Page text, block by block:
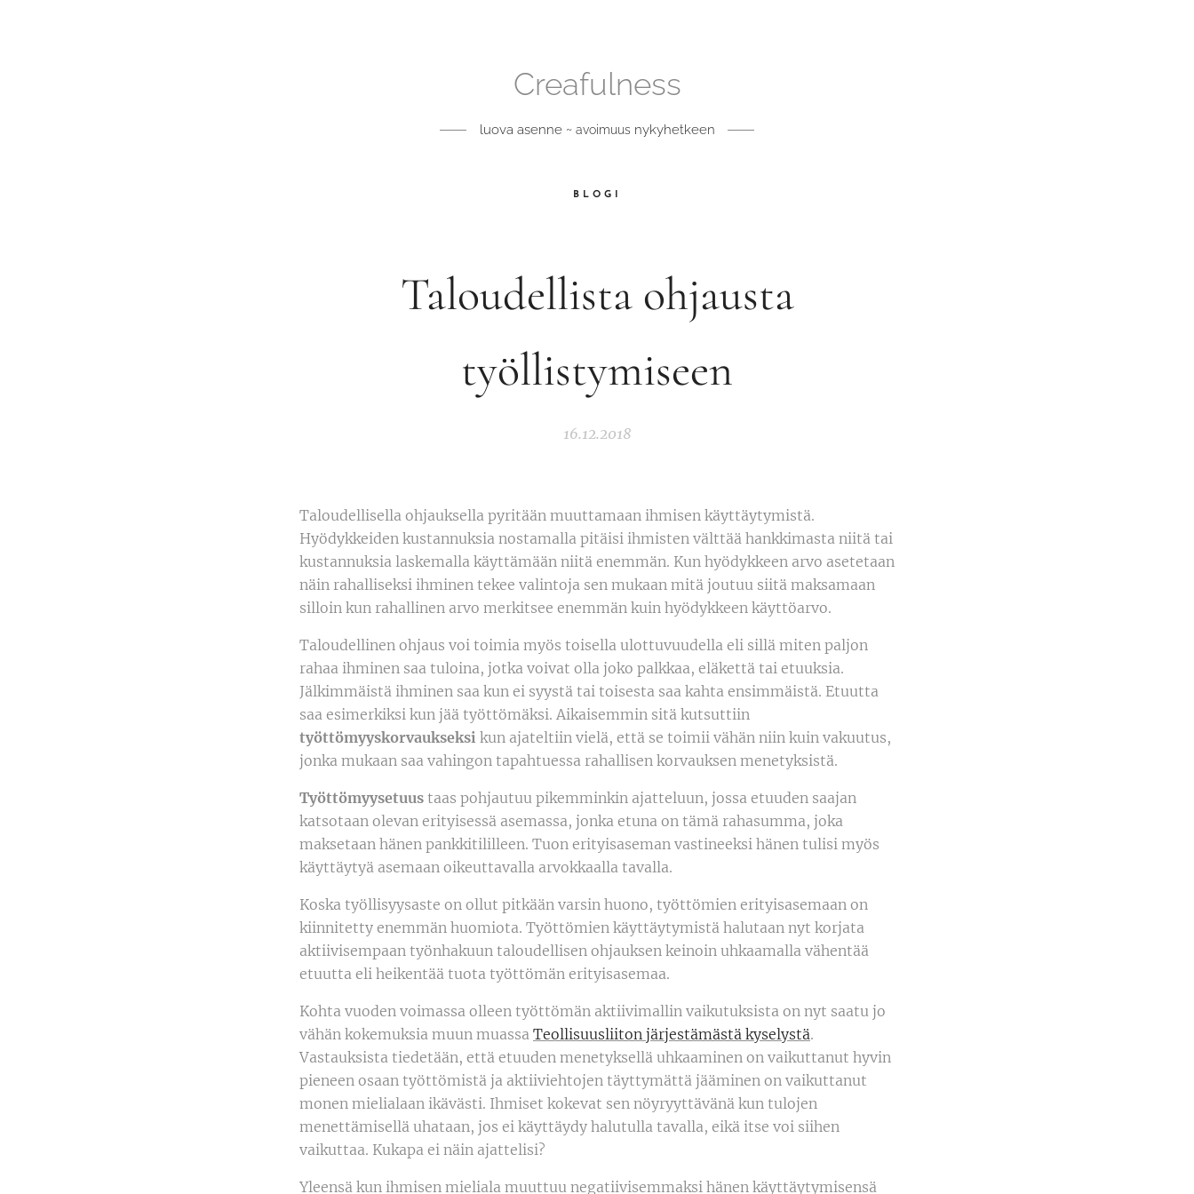
Creafulness
luova asenne ~ avoimuusnykyhetkeen
BLOGI
Taloudellista ohjausta
työllistymiseen
16.12.2018
Taloudellisella ohjauksella pyritään muuttamaan ihmisen käyttäytymistä.
Hyödykkeiden kustannuksia nostamalla pitäisi ihmisten välttää hankkimasta niitä tai
kustannuksia laskemalla käyttämään niitä enemmän. Kun hyödykkeen arvo asetetaan
näin rahalliseksi ihminen tekee valintoja sen mukaan mitä joutuu siitä maksamaan
silloin kun rahallinen arvo merkitsee enemmän kuin hyödykkeen käyttöarvo.
Taloudellinen ohjaus voi toimia myös toisella ulottuvuudella eli sillä miten paljon
rahaa ihminen saa tuloina, jotka voivat olla joko palkkaa, eläkettä tai etuuksia.
Jälkimmäistä ihminen saa kun ei syystä tai toisesta saa kahta ensimmäistä. Etuutta
saa esimerkiksi kun jää työttömäksi. Aikaisemmin sitä kutsuttiin
työttömyyskorvaukseksi kun ajateltiin vielä, että se toimii vähän niin kuin vakuutus,
jonka mukaan saa vahingon tapahtuessa rahallisen korvauksen menetyksistä.
Työttömyysetuus taas pohjautuu pikemminkin ajatteluun, jossa etuuden saajan
katsotaan olevan erityisessä asemassa, jonka etuna on tämä rahasumma, joka
maksetaan hänen pankkitililleen. Tuon erityisaseman vastineeksi hänen tulisi myös
käyttäytyä asemaan oikeuttavalla arvokkaalla tavalla.
Koska työllisyysaste on ollut pitkään varsin huono, työttömien erityisasemaan on
kiinnitetty enemmän huomiota. Työttömien käyttäytymistä halutaan nyt korjata
aktiivisempaan työnhakuun taloudellisen ohjauksen keinoin uhkaamalla vähentää
etuutta eli heikentää tuota työttömän erityisasemaa.
Kohta vuoden voimassa olleen työttömän aktiivimallin vaikutuksista on nyt saatu jo
vähän kokemuksia muun muassa Teollisuusliiton järjestämästä kyselystä.
Vastauksista tiedetään, että etuuden menetyksellä uhkaaminen on vaikuttanut hyvin
pieneen osaan työttömistä ja aktiiviehtojen täyttymättä jääminen on vaikuttanut
monen mielialaan ikävästi. Ihmiset kokevat sen nöyryyttävänä kun tulojen
menettämisellä uhataan, jos ei käyttäydy halutulla tavalla, eikä itse voi siihen
vaikuttaa. Kukapa ei näin ajattelisi?
Yleensä kun ihmisen mieliala muuttuu negatiivisemmaksi hänen käyttäytymisensä